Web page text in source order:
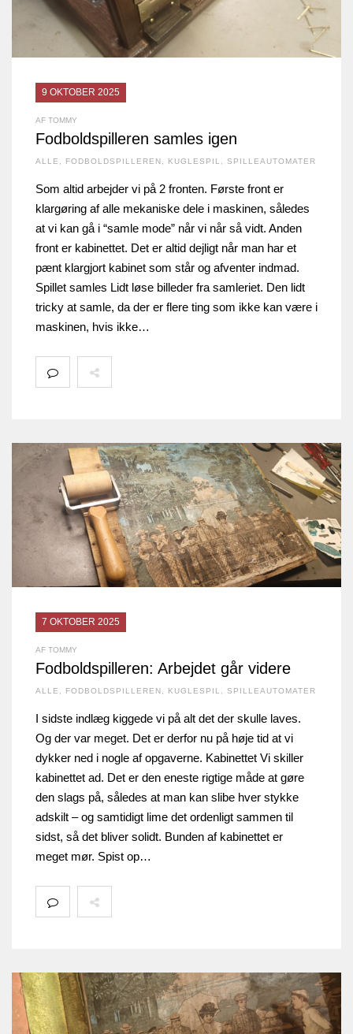
9 OKTOBER 2025
AF TOMMY
Fodboldspilleren samles igen
ALLE FODBOLDSPILLEREN KUGLESPIL SPILLEAUTOMATER
Som altid arbejder vi på 2 fronten. Første front er
klargøring af alle mekaniske dele i maskinen, således
at vi kan gå i “samle mode” når vi når så vidt. Anden
front er kabinettet. Det er altid dejligt når man har et
pænt klargjort kabinet som står og afventer indmad.
Spillet samles Lidt løse billeder fra samleriet. Den lidt
tricky at samle, da der er flere ting som ikke kan være i
maskinen, hvis ikke…
7 OKTOBER 2025
AF TOMMY
Fodboldspilleren: Arbejdet går videre
ALLE FODBOLDSPILLEREN KUGLESPIL SPILLEAUTOMATER
I sidste indlæg kiggede vi på alt det der skulle laves.
Og der var meget. Det er derfor nu på høje tid at vi
dykker ned i nogle af opgaverne. Kabinettet Vi skiller
kabinettet ad. Det er den eneste rigtige måde at gøre
den slags på, således at man kan slibe hver stykke
adskilt – og samtidigt lime det ordenligt sammen til
sidst, så det bliver solidt. Bunden af kabinettet er
meget mør. Spist op…